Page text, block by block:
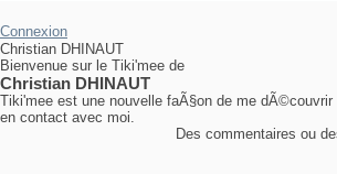
Connexion
Christian DHINAUT
Bienvenue sur le Tiki'mee de
Christian DHINAUT
Tiki'mee est une nouvelle faÃ§on de me
en contact avec moi.
Des commentaires ou